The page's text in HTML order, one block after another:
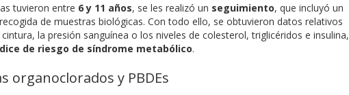
tuvieron entre 6 y 11 años, se les realizó un seguimiento, que incluyó un
de muestras biológicas. Con todo ello, se obtuvieron datos relativos
la presión sanguínea o los niveles de colesterol, triglicéridos e insulina,
de riesgo de síndrome metabólico.
organoclorados y PBDEs